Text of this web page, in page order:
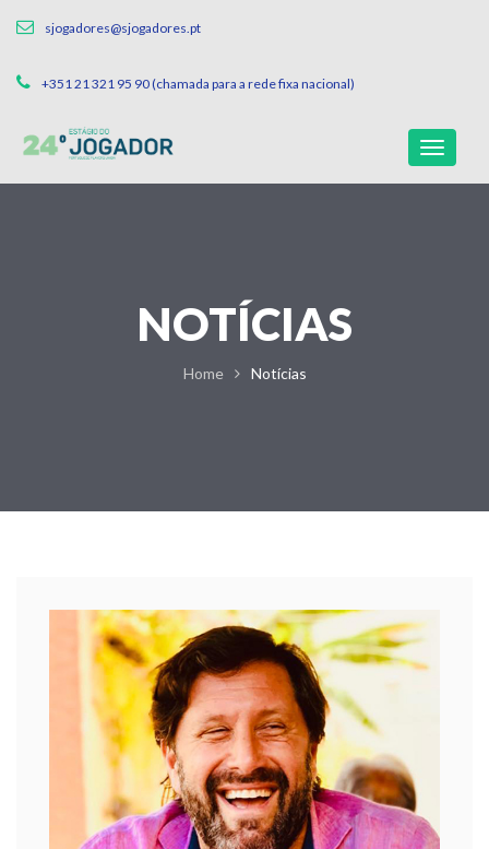
sjogadores@sjogadores.pt
+351 21 321 95 90 (chamada para a rede fixa nacional)
NOTÍCIAS
Home Notícias